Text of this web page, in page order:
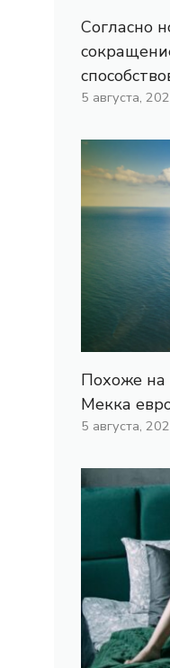
Согласно
5 августа,
Похоже на
Мекка
5 августа,